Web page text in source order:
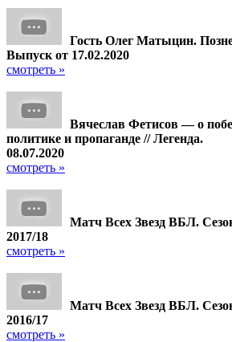
Гость Олег Матыцин.
Выпуск от 17.02.2020
смотреть »
Вячеслав Фетисов — о
политике и пропаганде // Легенда.
08.07.2020
смотреть »
Матч Всех Звезд ВБЛ.
2017/18
смотреть »
Матч Всех Звезд ВБЛ.
2016/17
смотреть »